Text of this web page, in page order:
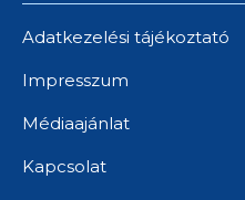
Adatkezelési tájékoztató
Impresszum
Médiaajánlat
Kapcsolat